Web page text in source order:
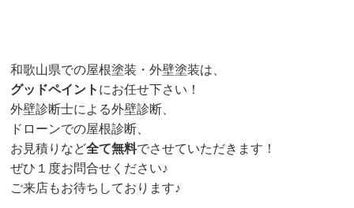
和歌山県での屋根塗装・外壁塗装は、
グッドペイントにお任せ下さい！
外壁診断士による外壁診断、
ドローンでの屋根診断、
お見積りなど全て無料でさせていただきます！
ぜひ１度お問合せください♪
ご来店もお待ちしております♪